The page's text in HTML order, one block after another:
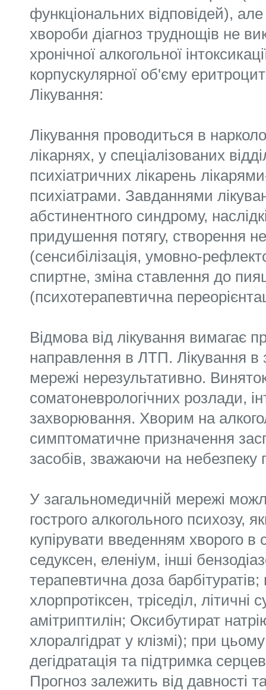
функціональних відповідей),
хвороби діагноз труднощів не
хронічної алкогольної
корпускулярної об'єму
Лікування:
Лікування проводиться в
лікарнях, у спеціалізованих
психіатричних лікарень
психіатрами. Завданнями
абстинентного синдрому,
придушення потягу, створення
(сенсибілізація, умовно-
спиртне, зміна ставлення до
(психотерапевтична
Відмова від лікування вимагає
направлення в ЛТП. Лікування в
мережі нерезультативно.
соматоневрологічних розлади,
захворювання. Хворим на
симптоматичне призначення
засобів, зважаючи на небезпеку
У загальномедичній мережі
гострого алкогольного психозу,
купірувати введенням хворого в
седуксен, еленіум, інші
терапевтична доза
хлорпротіксен, тріседіл, літичні
амітриптилін; Оксибутират
хлоралгідрат у клізмі); при
дегідратація та підтримка
Прогноз залежить від давності